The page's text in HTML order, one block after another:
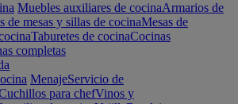
Muebles auxiliares de cocinaArmarios de
de mesas y sillas de cocinaMesas de
Taburetes de cocinaCocinas
completas
MenajeServicio de
para chefVinos y